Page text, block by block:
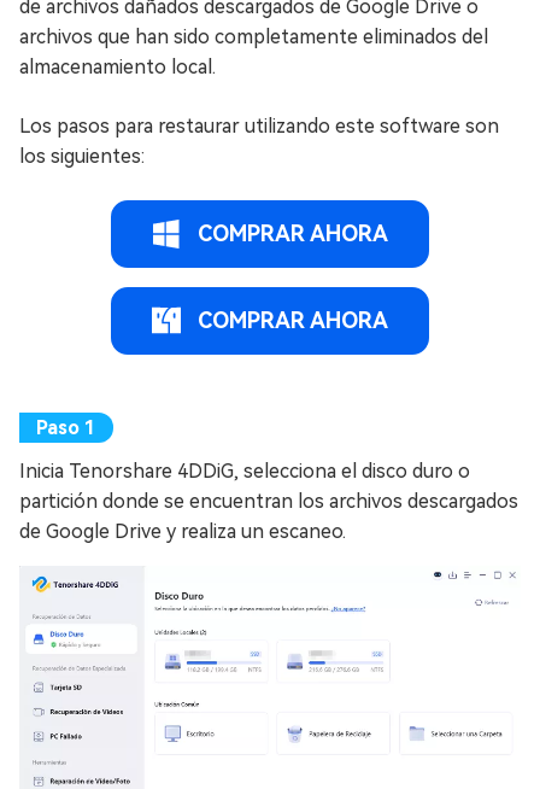
de archivos dañados descargados de Google Drive o
archivos que han sido completamente eliminados del
almacenamiento local.
Los pasos para restaurar utilizando este software son
los siguientes:
COMPRAR AHORA
COMPRAR AHORA
Inicia Tenorshare 4DDiG, selecciona el disco duro o
partición donde se encuentran los archivos descargados
de Google Drive y realiza un escaneo.